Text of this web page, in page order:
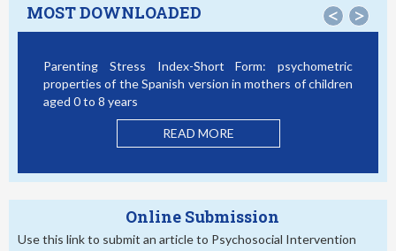
MOST DOWNLOADED < >
Stress Index-Short Form: psychometric
of the Spanish version in mothers of children
0 to 8 years
READ MORE
Online Submission
Use this link to submit an article to Psychosocial Intervention